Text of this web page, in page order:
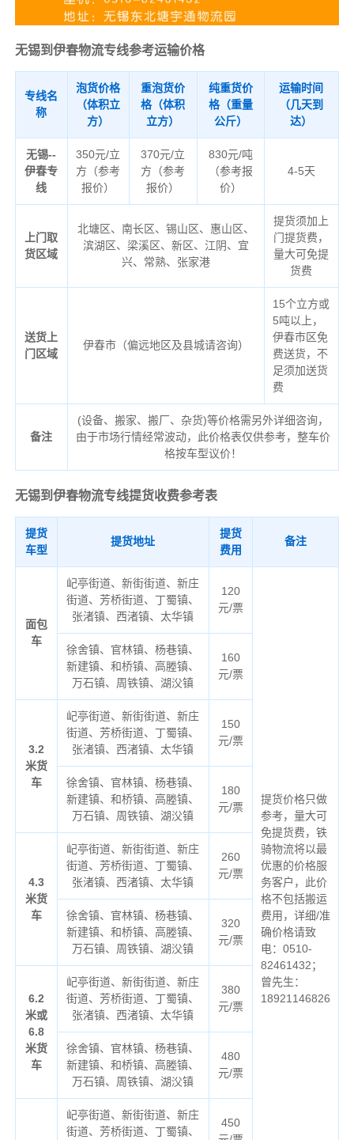
无锡到伊春物流专线参考运输价格
专线名
称
泡货价格
（体积立
方）
重泡货价
格（体积
立方）
纯重货价
格（重量
公斤）
运输时间
（几天到
达）
无锡--
伊春专
线
350元/立
方（参考
报价）
370元/立
方（参考
报价）
830元/吨
（参考报
价）
4-5天
上门取
货区域
北塘区、南长区、锡山区、惠山区、
滨湖区、梁溪区、新区、江阴、宜
兴、常熟、张家港
提货须加上
门提货费，
量大可免提
货费
送货上
门区域
伊春市（偏远地区及县城请咨询）
15个立方或
5吨以上，
伊春市区免
费送货，不
足须加送货
费
备注
(设备、搬家、搬厂、杂货)等价格需另外详细咨询，
由于市场行情经常波动，此价格表仅供参考，整车价
格按车型议价！
无锡到伊春物流专线提货收费参考表
提货
车型
提货地址
提货
费用
备注
面包
车
屺亭街道、新街街道、新庄
街道、芳桥街道、丁蜀镇、
张渚镇、西渚镇、太华镇
120
元/票
提货价格只做
参考，量大可
免提货费，铁
骑物流将以最
优惠的价格服
务客户，此价
格不包括搬运
费用，详细/准
确价格请致
电：0510-
82461432；
曾先生：
18921146826
徐舍镇、官林镇、杨巷镇、
新建镇、和桥镇、高塍镇、
万石镇、周铁镇、湖㳇镇
160
元/票
3.2
米货
车
屺亭街道、新街街道、新庄
街道、芳桥街道、丁蜀镇、
张渚镇、西渚镇、太华镇
150
元/票
徐舍镇、官林镇、杨巷镇、
新建镇、和桥镇、高塍镇、
万石镇、周铁镇、湖㳇镇
180
元/票
4.3
米货
车
屺亭街道、新街街道、新庄
街道、芳桥街道、丁蜀镇、
张渚镇、西渚镇、太华镇
260
元/票
徐舍镇、官林镇、杨巷镇、
新建镇、和桥镇、高塍镇、
万石镇、周铁镇、湖㳇镇
320
元/票
6.2
米或
6.8
米货
车
屺亭街道、新街街道、新庄
街道、芳桥街道、丁蜀镇、
张渚镇、西渚镇、太华镇
380
元/票
徐舍镇、官林镇、杨巷镇、
新建镇、和桥镇、高塍镇、
万石镇、周铁镇、湖㳇镇
480
元/票
屺亭街道、新街街道、新庄
街道、芳桥街道、丁蜀镇、
450